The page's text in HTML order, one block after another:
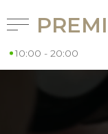
10:00 - 20:00